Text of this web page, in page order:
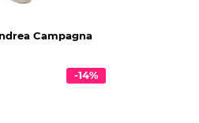
Campagna
-14%